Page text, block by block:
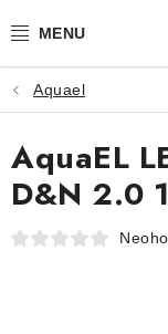
na
TECHNIKA
HNOJIVÁ
VODA
Aquael
AquaEL
D&N 2.0